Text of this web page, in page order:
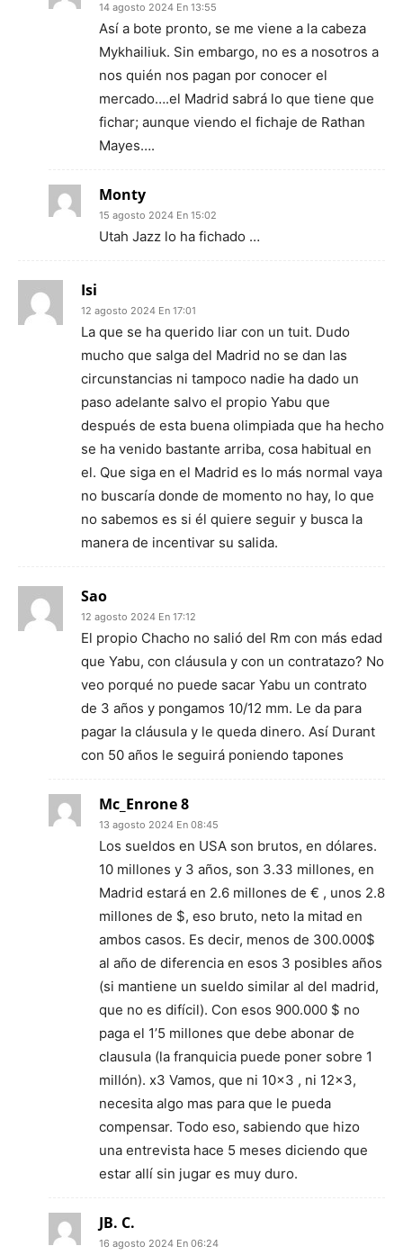
14 agosto 2024 En 13:55
Así a bote pronto, se me viene a la cabeza
Mykhailiuk. Sin embargo, no es a nosotros a
nos quién nos pagan por conocer el
mercado….el Madrid sabrá lo que tiene que
fichar; aunque viendo el fichaje de Rathan
Mayes….
Monty
15 agosto 2024 En 15:02
Utah Jazz lo ha fichado …
Isi
12 agosto 2024 En 17:01
La que se ha querido liar con un tuit. Dudo
mucho que salga del Madrid no se dan las
circunstancias ni tampoco nadie ha dado un
paso adelante salvo el propio Yabu que
después de esta buena olimpiada que ha hecho
se ha venido bastante arriba, cosa habitual en
el. Que siga en el Madrid es lo más normal vaya
no buscaría donde de momento no hay, lo que
no sabemos es si él quiere seguir y busca la
manera de incentivar su salida.
Sao
12 agosto 2024 En 17:12
El propio Chacho no salió del Rm con más edad
que Yabu, con cláusula y con un contratazo? No
veo porqué no puede sacar Yabu un contrato
de 3 años y pongamos 10/12 mm. Le da para
pagar la cláusula y le queda dinero. Así Durant
con 50 años le seguirá poniendo tapones
Mc_Enrone 8
13 agosto 2024 En 08:45
Los sueldos en USA son brutos, en dólares.
10 millones y 3 años, son 3.33 millones, en
Madrid estará en 2.6 millones de € , unos 2.8
millones de $, eso bruto, neto la mitad en
ambos casos. Es decir, menos de 300.000$
al año de diferencia en esos 3 posibles años
(si mantiene un sueldo similar al del madrid,
que no es difícil). Con esos 900.000 $ no
paga el 1’5 millones que debe abonar de
clausula (la franquicia puede poner sobre 1
millón). x3 Vamos, que ni 10×3 , ni 12×3,
necesita algo mas para que le pueda
compensar. Todo eso, sabiendo que hizo
una entrevista hace 5 meses diciendo que
estar allí sin jugar es muy duro.
JB. C.
16 agosto 2024 En 06:24